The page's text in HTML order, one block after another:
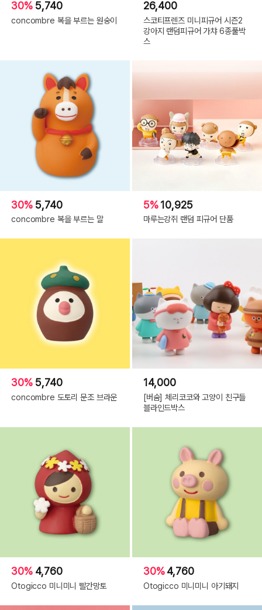
30% 5,740
concombre 복을 부르는 원숭이
26,400
스코티프렌즈 미니피규어 시즌2
강아지 랜덤피규어 가챠 6종풀박
스
30% 5,740
concombre 복을 부르는 말
5%10,925
마루는강쥐 랜덤 피규어 단품
30% 5,740
concombre 도토리 문조 브라운
14,000
[버숨] 체리코코와 고양이 친구들
블라인드박스
30% 4,760
Otogicco 미니미니 빨간망토
30%4,760
Otogicco 미니미니 아기돼지